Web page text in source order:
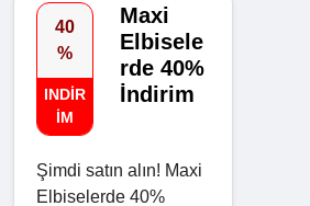
40
%
INDIR
IM
Maxi
Elbisele
rde 40%
İndirim
Şimdi satın alın! Maxi
Elbiselerde 40%